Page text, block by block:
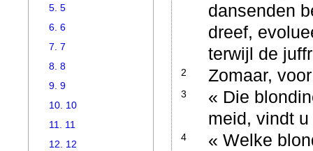
dansenden
dreef,
terwijl de
2 Zomaar,
3
« Die
meid, vindt
4
« Welke
5. 5
6. 6
7. 7
8. 8
9. 9
10. 10
11. 11
12. 12